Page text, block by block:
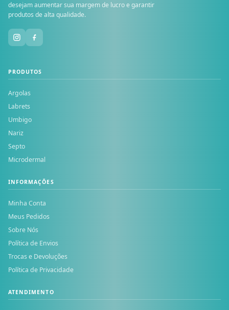
desejam aumentar sua margem de lucro e garantir
produtos de alta qualidade.
PRODUTOS
Argolas
Labrets
Umbigo
Nariz
Septo
Microdermal
INFORMAÇÕES
Minha Conta
Meus Pedidos
Sobre Nós
Política de Envios
Trocas e Devoluções
Política de Privacidade
ATENDIMENTO